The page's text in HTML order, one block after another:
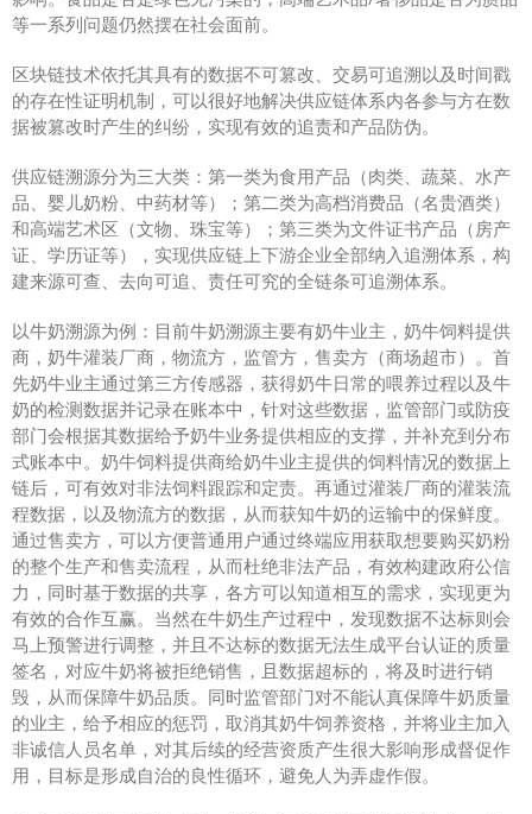
等一系列问题仍然摆在社会面前。
区块链技术依托其具有的数据不可篡改、交易可追溯以及时间戳
的存在性证明机制，可以很好地解决供应链体系内各参与方在数
据被篡改时产生的纠纷，实现有效的追责和产品防伪。
供应链溯源分为三大类：第一类为食用产品（肉类、蔬菜、水产
品、婴儿奶粉、中药材等）；第二类为高档消费品（名贵酒类）
和高端艺术区（文物、珠宝等）；第三类为文件证书产品（房产
证、学历证等），实现供应链上下游企业全部纳入追溯体系，构
建来源可查、去向可追、责任可究的全链条可追溯体系。
以牛奶溯源为例：目前牛奶溯源主要有奶牛业主，奶牛饲料提供
商，奶牛灌装厂商，物流方，监管方，售卖方（商场超市）。首
先奶牛业主通过第三方传感器，获得奶牛日常的喂养过程以及牛
奶的检测数据并记录在账本中，针对这些数据，监管部门或防疫
部门会根据其数据给予奶牛业务提供相应的支撑，并补充到分布
式账本中。奶牛饲料提供商给奶牛业主提供的饲料情况的数据上
链后，可有效对非法饲料跟踪和定责。再通过灌装厂商的灌装流
程数据，以及物流方的数据，从而获知牛奶的运输中的保鲜度。
通过售卖方，可以方便普通用户通过终端应用获取想要购买奶粉
的整个生产和售卖流程，从而杜绝非法产品，有效构建政府公信
力，同时基于数据的共享，各方可以知道相互的需求，实现更为
有效的合作互赢。当然在牛奶生产过程中，发现数据不达标则会
马上预警进行调整，并且不达标的数据无法生成平台认证的质量
签名，对应牛奶将被拒绝销售，且数据超标的，将及时进行销
毁，从而保障牛奶品质。同时监管部门对不能认真保障牛奶质量
的业主，给予相应的惩罚，取消其奶牛饲养资格，并将业主加入
非诚信人员名单，对其后续的经营资质产生很大影响形成督促作
用，目标是形成自治的良性循环，避免人为弄虚作假。